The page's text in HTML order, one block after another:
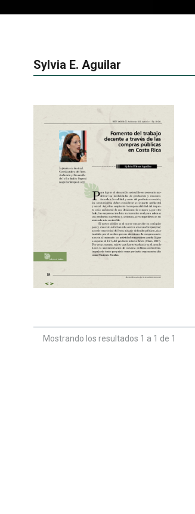
Sylvia E. Aguilar
Mostrando los resultados 1 a 1 de 1